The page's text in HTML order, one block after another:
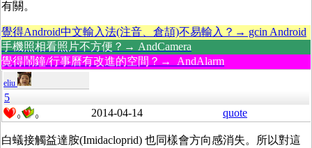
有關。
覺得Android中文輸入法(注音、倉頡)不易輸入？→ gcin Android
手機照相看照片不方便？→ AndCamera
覺得鬧鐘/行事曆有改進的空間？→ AndAlarm
eliu
5
0 0 2014-04-14 quote
白蟻接觸益達胺(Imidacloprid) 也同樣會方向感消失。所以對這